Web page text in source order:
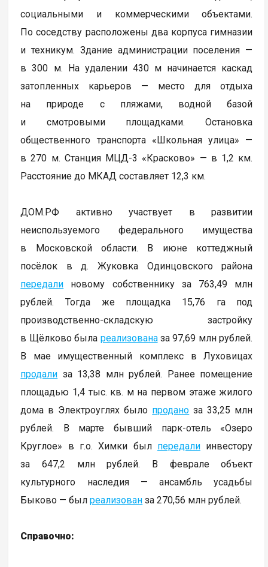
социальными и коммерческими объектами.
По соседству расположены два корпуса гимназии
и техникум. Здание администрации поселения —
в 300 м. На удалении 430 м начинается каскад
затопленных карьеров — место для отдыха
на природе с пляжами, водной базой
и смотровыми площадками. Остановка
общественного транспорта «Школьная улица» —
в 270 м. Станция МЦД-3 «Красково» — в 1,2 км.
Расстояние до МКАД составляет 12,3 км.
ДОМ.РФ активно участвует в развитии
неиспользуемого федерального имущества
в Московской области. В июне коттеджный
посёлок в д. Жуковка Одинцовского района
передали новому собственнику за 763,49 млн
рублей. Тогда же площадка 15,76 га под
производственно-складскую застройку
в Щёлково была реализованаза 97,69 млн рублей.
В мае имущественный комплекс в Луховицах
продали за 13,38 млн рублей. Ранее помещение
площадью 1,4 тыс. кв. м на первом этаже жилого
дома в Электроуглях было продано за 33,25 млн
рублей. В марте бывший парк-отель «Озеро
Круглое» в г.о. Химки был передалиинвестору
за 647,2 млн рублей. В феврале объект
культурного наследия — ансамбль усадьбы
Быково — былреализован за 270,56 млн рублей.
Справочно: